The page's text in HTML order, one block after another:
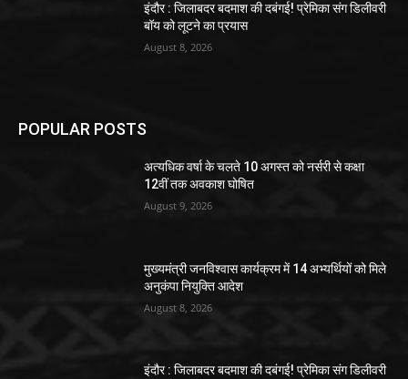
इंदौर : जिलाबदर बदमाश की दबंगई! प्रेमिका संग डिलीवरी
बॉय को लूटने का प्रयास
August 8, 2026
POPULAR POSTS
अत्यधिक वर्षा के चलते 10 अगस्त को नर्सरी से कक्षा
12वीं तक अवकाश घोषित
August 9, 2026
मुख्यमंत्री जनविश्वास कार्यक्रम में 14 अभ्यर्थियों को मिले
अनुकंपा नियुक्ति आदेश
August 8, 2026
इंदौर : जिलाबदर बदमाश की दबंगई! प्रेमिका संग डिलीवरी